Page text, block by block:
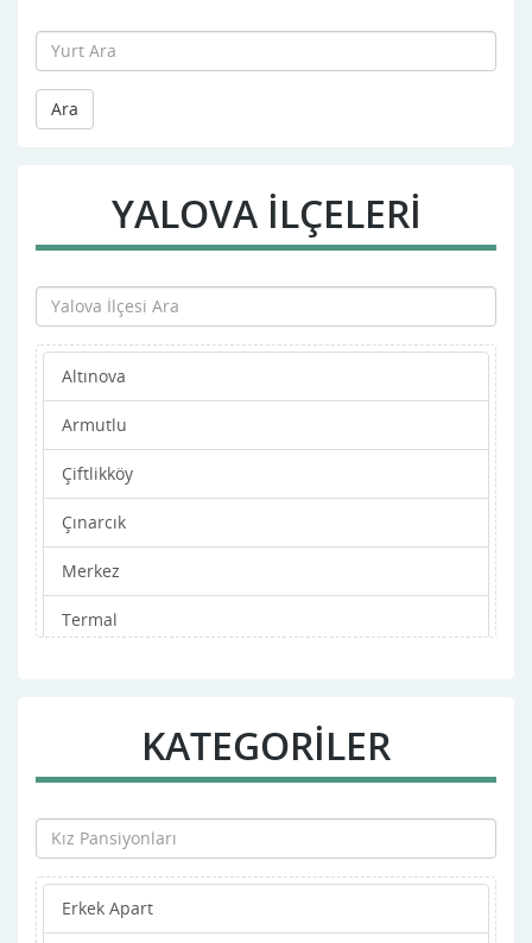
Ara
YALOVA İLÇELERİ
Altınova
Armutlu
Çiftlikköy
Çınarcık
Merkez
Termal
KATEGORİLER
Erkek Apart